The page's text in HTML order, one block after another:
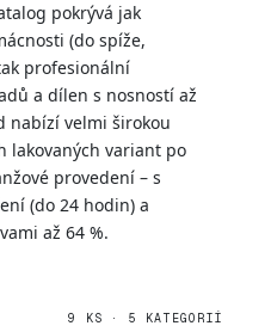
pokrývá jak
(do spíže,
profesionální
a dílen s nosností až
nabízí velmi širokou
lakovaných variant po
provedení – s
(do 24 hodin) a
až 64 %.
9 KS · 5 KATEGORIÍ